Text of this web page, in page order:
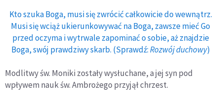
Kto szuka Boga, musi się zwrócić całkowicie do wewnątrz.
Musi się wciąż ukierunkowywać na Boga, zawsze mieć Go
przed oczyma i wytrwale zapominać o sobie, aż znajdzie
Boga, swój prawdziwy skarb. (Sprawdź:Rozwój duchowy)
Modlitwy św. Moniki zostały wysłuchane, a jej syn pod
wpływem nauk św. Ambrożego przyjął chrzest.